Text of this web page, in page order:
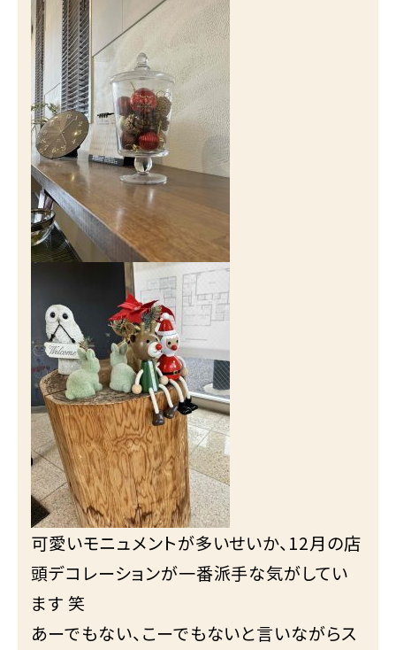
可愛いモニュメントが多いせいか、12月の店
頭デコレーションが一番派手な気がしてい
ます 笑
あーでもない、こーでもないと言いながらス